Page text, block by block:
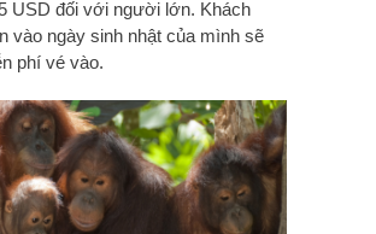
USD đối với người lớn. Khách
vào ngày sinh nhật của mình sẽ
phí vé vào.